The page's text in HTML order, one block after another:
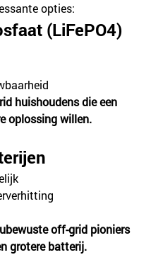
opties:
(LiFePO4)
huishoudens die een
oplossing willen.
off-grid pioniers
grotere batterij.